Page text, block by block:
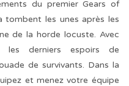
du premier Gears of
tombent les unes après les
de la horde locuste. Avec
les derniers espoirs de
de survivants. Dans la
et menez votre équipe